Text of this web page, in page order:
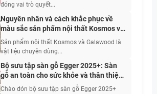
đóng vai trò quyết...
Nguyên nhân và cách khắc phục về
màu sắc sản phẩm nội thất Kosmos và
Galawood
Sản phẩm nội thất Kosmos và Galawood là
vật liệu chuyên dùng...
Bộ sưu tập sàn gỗ Egger 2025+: Sàn
gỗ an toàn cho sức khỏe và thân thiện
với con người
Chào đón bộ sưu tập sàn gỗ Egger 2025+